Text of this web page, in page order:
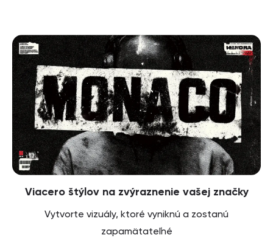
Viacero štýlov na zvýraznenie vašej značky
Vytvorte vizuály, ktoré vyniknú a zostanú
zapamätateľné